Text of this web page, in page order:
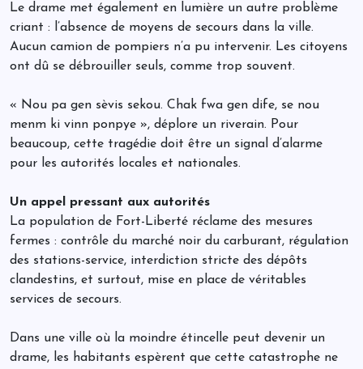
Le drame met également en lumière un autre problème
criant : l’absence de moyens de secours dans la ville.
Aucun camion de pompiers n’a pu intervenir. Les citoyens
ont dû se débrouiller seuls, comme trop souvent.
« Nou pa gen sèvis sekou. Chak fwa gen dife, se nou
menm ki vinn ponpye », déplore un riverain. Pour
beaucoup, cette tragédie doit être un signal d’alarme
pour les autorités locales et nationales.
Un appel pressant aux autorités
La population de Fort-Liberté réclame des mesures
fermes : contrôle du marché noir du carburant, régulation
des stations-service, interdiction stricte des dépôts
clandestins, et surtout, mise en place de véritables
services de secours.
Dans une ville où la moindre étincelle peut devenir un
drame, les habitants espèrent que cette catastrophe ne